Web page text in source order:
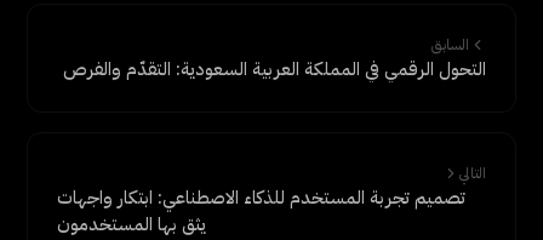
السابق
التحول الرقمي في المملكة العربية السعودية: التقدّم والفرص
التالي
تصميم تجربة المستخدم للذكاء الاصطناعي: ابتكار واجهات
يثق بها المستخدمون